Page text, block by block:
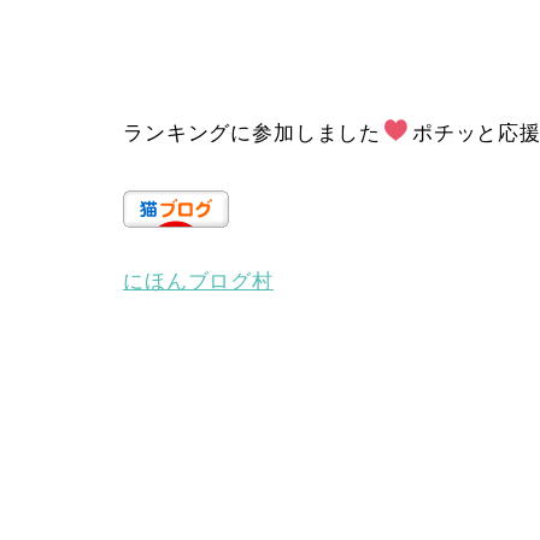
ランキングに参加しました ポチッと応
にほんブログ村